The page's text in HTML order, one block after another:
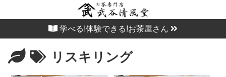
学べる!体験できる!お茶屋さん
リスキリング